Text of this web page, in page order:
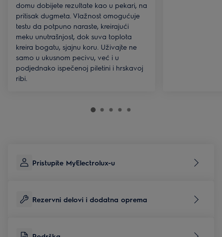
domu dobijete rezultate kao u pekari, na
pritisak dugmeta. Vlažnost omogućuje
testu da potpuno naraste, kreirajući
meku unutrašnjost, dok suva toplota
kreira bogatu, sjajnu koru. Uživajte ne
samo u ukusnom pecivu, već i u
podjednako ispečenoj piletini i hrskavoj
ribi.
Pristupite MyElectrolux-u
Rezervni delovi i dodatna oprema